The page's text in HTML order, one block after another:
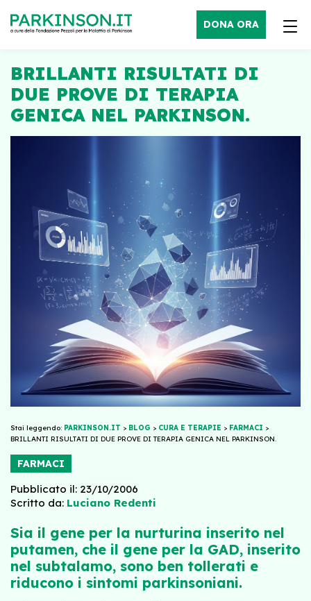
DONA ORA
BRILLANTI RISULTATI DI
DUE PROVE DI TERAPIA
GENICA NEL PARKINSON.
Stai leggendo: PARKINSON.IT > BLOG > CURA E TERAPIE > FARMACI >
BRILLANTI RISULTATI DI DUE PROVE DI TERAPIA GENICA NEL PARKINSON.
FARMACI
Pubblicato il: 23/10/2006
Scritto da: Luciano Redenti
Sia il gene per la nurturina inserito nel
putamen, che il gene per la GAD, inserito
nel subtalamo, sono ben tollerati e
riducono i sintomi parkinsoniani.